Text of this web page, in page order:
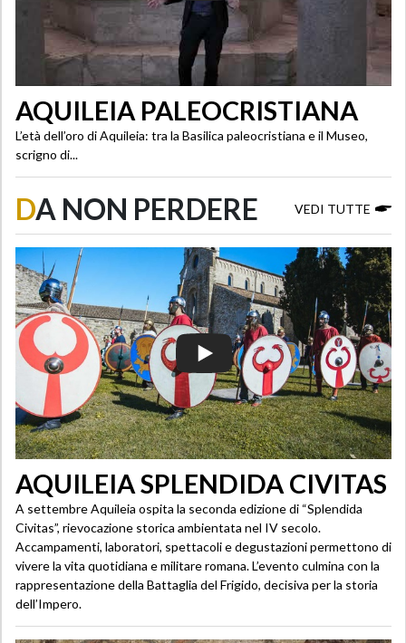
AQUILEIA PALEOCRISTIANA
L’età dell’oro di Aquileia: tra la Basilica paleocristiana e il Museo,
scrigno di...
DA NON PERDERE VEDI TUTTE
AQUILEIA SPLENDIDA CIVITAS
A settembre Aquileia ospita la seconda edizione di “Splendida
Civitas”, rievocazione storica ambientata nel IV secolo.
Accampamenti, laboratori, spettacoli e degustazioni permettono di
vivere la vita quotidiana e militare romana. L’evento culmina con la
rappresentazione della Battaglia del Frigido, decisiva per la storia
dell’Impero.